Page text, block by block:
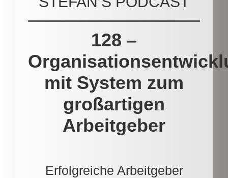
128 –
mit System zum
großartigen
Arbeitgeber
Erfolgreiche Arbeitgeber